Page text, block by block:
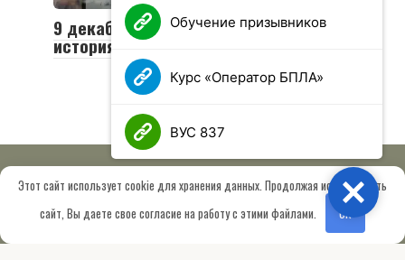
9 декабря — День Героев Отечества:
история и традиции праздника
© 2026 МОО «Союз ветеранов спецназа ГРУ имени Героя РФ
Шектаева Д.А.»Сведения об образовательной организации
Этот сайт использует cookie для хранения данных. Продолжая использовать
сайт, Вы даете свое согласие на работу с этими файлами.
OK
Обучение призывников
Курс «Оператор БПЛА»
ВУС 837
Close